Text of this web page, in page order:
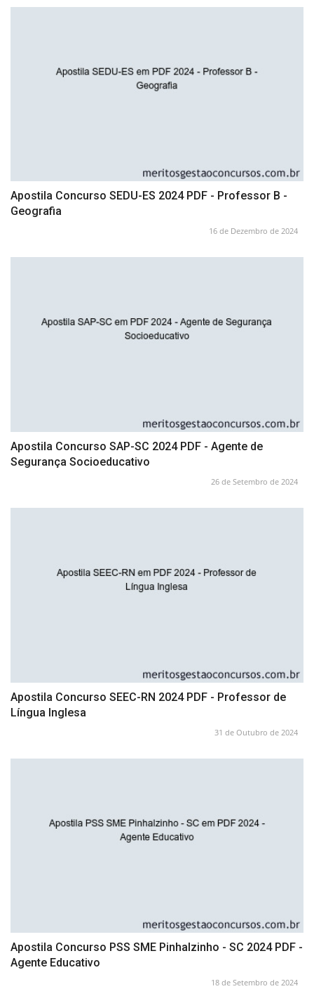
Apostila Concurso SEDU-ES 2024 PDF - Professor B -
Geografia
16 de Dezembro de 2024
Apostila Concurso SAP-SC 2024 PDF - Agente de
Segurança Socioeducativo
26 de Setembro de 2024
Apostila Concurso SEEC-RN 2024 PDF - Professor de
Língua Inglesa
31 de Outubro de 2024
Apostila Concurso PSS SME Pinhalzinho - SC 2024 PDF -
Agente Educativo
18 de Setembro de 2024